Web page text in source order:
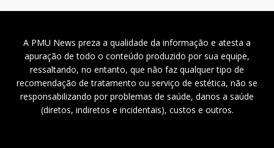
A PMU News preza a qualidade da informação e atesta a
apuração de todo o conteúdo produzido por sua equipe,
ressaltando, no entanto, que não faz qualquer tipo de
recomendação de tratamento ou serviço de estética, não se
responsabilizando por problemas de saúde, danos a saúde
(diretos, indiretos e incidentais), custos e outros.